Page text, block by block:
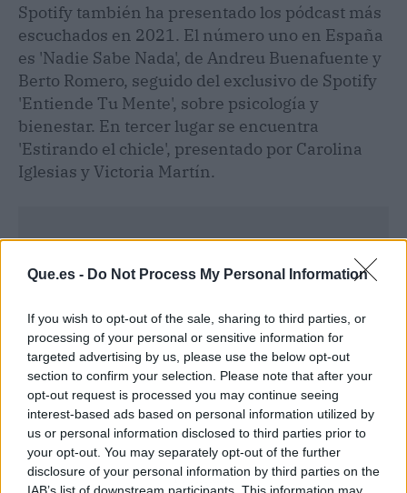
Que.es - Do Not Process My Personal Information
If you wish to opt-out of the sale, sharing to third parties, or
processing of your personal or sensitive information for
targeted advertising by us, please use the below opt-out
section to confirm your selection. Please note that after your
opt-out request is processed you may continue seeing
interest-based ads based on personal information utilized by
us or personal information disclosed to third parties prior to
your opt-out. You may separately opt-out of the further
disclosure of your personal information by third parties on the
IAB’s list of downstream participants. This information may
Spotify también ha presentado los pódcast más
escuchados en 2021. El número uno en España
es 'Nadie Sabe Nada', de Andreu Buenafuente y
Berto Romero, seguido del exclusivo de Spotify
'Entiende Tu Mente', sobre psicología y
bienestar. En tercer lugar se encuentra
'Estirando el chicle', presentado por Carolina
Iglesias y Victoria Martín.
Publicidad